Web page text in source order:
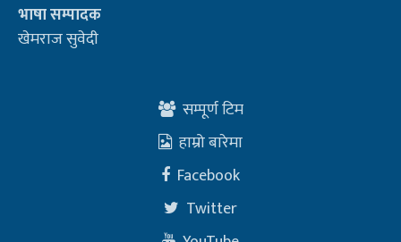
भाषा सम्पादक
खेमराज सुवेदी
सम्पूर्ण टिम
हाम्रो बारेमा
Facebook
Twitter